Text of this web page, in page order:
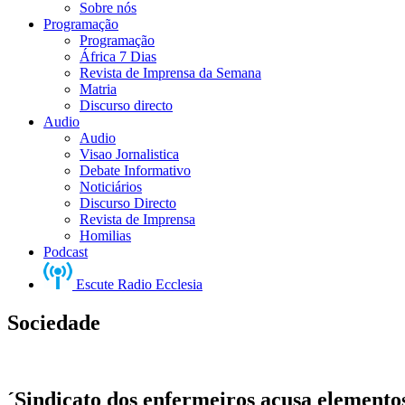
Sobre nós
Programação
Programação
África 7 Dias
Revista de Imprensa da Semana
Matria
Discurso directo
Audio
Audio
Visao Jornalistica
Debate Informativo
Noticiários
Discurso Directo
Revista de Imprensa
Homilias
Podcast
Escute Radio Ecclesia
Sociedade
´Sindicato dos enfermeiros acusa